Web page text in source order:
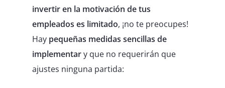
invertir en la motivación de tus
empleados es limitado, ¡no te preocupes!
Hay pequeñas medidas sencillas de
implementary que no requerirán que
ajustes ninguna partida: